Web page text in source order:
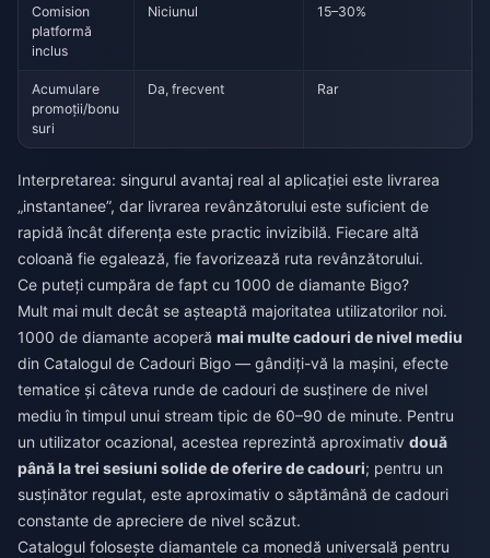
Comision
platformă
inclus
Niciunul 15–30%
Acumulare
promoții/bonu
suri
Da, frecvent Rar
Interpretarea: singurul avantaj real al aplicației este livrarea
„instantanee”, dar livrarea revânzătorului este suficient de
rapidă încât diferența este practic invizibilă. Fiecare altă
coloană fie egalează, fie favorizează ruta revânzătorului.
Ce puteți cumpăra de fapt cu 1000 de diamante Bigo?
Mult mai mult decât se așteaptă majoritatea utilizatorilor noi.
1000 de diamante acoperă mai multe cadouri de nivel mediu
din Catalogul de Cadouri Bigo — gândiți-vă la mașini, efecte
tematice și câteva runde de cadouri de susținere de nivel
mediu în timpul unui stream tipic de 60–90 de minute. Pentru
un utilizator ocazional, acestea reprezintă aproximativ două
până la trei sesiuni solide de oferire de cadouri; pentru un
susținător regulat, este aproximativ o săptămână de cadouri
constante de apreciere de nivel scăzut.
Catalogul folosește diamantele ca monedă universală pentru